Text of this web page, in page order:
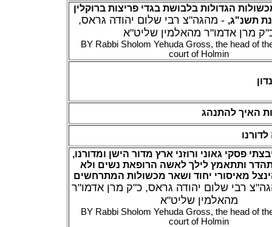
הגדולות בלבושת בגדי פריצותברוקלין
תשנ"ג, - מהגה"צ רבי שלום יהודה גראס,
מרן אדמו"ר מהאלמין שליט"א
BY Rabbi Sholom Yehuda Gross, the head of
court of Holmin
האיך להתנהג
פסקי גאוני ורוזני ארץ מדור הישן ומדורנו,
ותתאמץ לילך לאשה הרופאת נשים ולא
מאיסורי יחוד ושאר מכשולות המתרחשים
רבי שלום יהודה גראס, כ"ק מרן אדמו"ר
מהאלמין שליט"א
BY Rabbi Sholom Yehuda Gross, the head of
court of Holmin